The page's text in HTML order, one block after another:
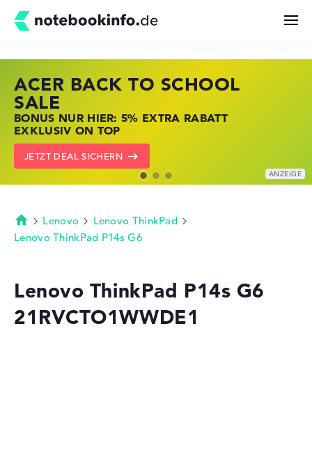
Kaufberatung
Technik & Wissen
Merkzettel
ACER BACK TO SCHOOL
SALE
BONUS NUR HIER: 5% EXTRA RABATT
EXKLUSIV ON TOP
JETZT DEAL SICHERN
HP STORE SSV DEALS
JETZT ZUGREIFEN: NOTEBOOKS BEI HP
KRÄFTIG REDUZIERT
ZU DEN HP ANGEBOTEN
LENOVO LAPTOP DEALS
NOTEBOOKS BEI LENOVO JETZT
KRÄFTIG REDUZIERT
LENOVO DEALS ZEIGEN
Startseite
Lenovo
Lenovo ThinkPad
Lenovo ThinkPad P14s G6
Lenovo ThinkPad P14s G6
21RVCTO1WWDE1